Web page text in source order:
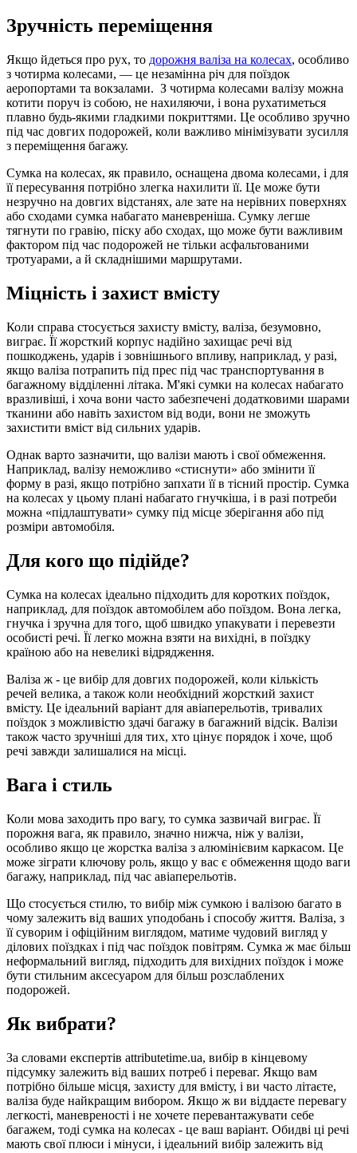
Зручність переміщення
Якщо йдеться про рух, то дорожня валіза на колесах, особливо
з чотирма колесами, — це незамінна річ для поїздок
аеропортами та вокзалами. З чотирма колесами валізу можна
котити поруч із собою, не нахиляючи, і вона рухатиметься
плавно будь-якими гладкими покриттями. Це особливо зручно
під час довгих подорожей, коли важливо мінімізувати зусилля
з переміщення багажу.
Сумка на колесах, як правило, оснащена двома колесами, і для
її пересування потрібно злегка нахилити її. Це може бути
незручно на довгих відстанях, але зате на нерівних поверхнях
або сходами сумка набагато маневреніша. Сумку легше
тягнути по гравію, піску або сходах, що може бути важливим
фактором під час подорожей не тільки асфальтованими
тротуарами, а й складнішими маршрутами.
Міцність і захист вмісту
Коли справа стосується захисту вмісту, валіза, безумовно,
виграє. Її жорсткий корпус надійно захищає речі від
пошкоджень, ударів і зовнішнього впливу, наприклад, у разі,
якщо валіза потрапить під прес під час транспортування в
багажному відділенні літака. М'які сумки на колесах набагато
вразливіші, і хоча вони часто забезпечені додатковими шарами
тканини або навіть захистом від води, вони не зможуть
захистити вміст від сильних ударів.
Однак варто зазначити, що валізи мають і свої обмеження.
Наприклад, валізу неможливо «стиснути» або змінити її
форму в разі, якщо потрібно запхати її в тісний простір. Сумка
на колесах у цьому плані набагато гнучкіша, і в разі потреби
можна «підлаштувати» сумку під місце зберігання або під
розміри автомобіля.
Для кого що підійде?
Сумка на колесах ідеально підходить для коротких поїздок,
наприклад, для поїздок автомобілем або поїздом. Вона легка,
гнучка і зручна для того, щоб швидко упакувати і перевезти
особисті речі. Її легко можна взяти на вихідні, в поїздку
країною або на невеликі відрядження.
Валіза ж - це вибір для довгих подорожей, коли кількість
речей велика, а також коли необхідний жорсткий захист
вмісту. Це ідеальний варіант для авіаперельотів, тривалих
поїздок з можливістю здачі багажу в багажний відсік. Валізи
також часто зручніші для тих, хто цінує порядок і хоче, щоб
речі завжди залишалися на місці.
Вага і стиль
Коли мова заходить про вагу, то сумка зазвичай виграє. Її
порожня вага, як правило, значно нижча, ніж у валізи,
особливо якщо це жорстка валіза з алюмінієвим каркасом. Це
може зіграти ключову роль, якщо у вас є обмеження щодо ваги
багажу, наприклад, під час авіаперельотів.
Що стосується стилю, то вибір між сумкою і валізою багато в
чому залежить від ваших уподобань і способу життя. Валіза, з
її суворим і офіційним виглядом, матиме чудовий вигляд у
ділових поїздках і під час поїздок повітрям. Сумка ж має більш
неформальний вигляд, підходить для вихідних поїздок і може
бути стильним аксесуаром для більш розслаблених
подорожей.
Як вибрати?
За словами експертів attributetime.ua, вибір в кінцевому
підсумку залежить від ваших потреб і переваг. Якщо вам
потрібно більше місця, захисту для вмісту, і ви часто літаєте,
валіза буде найкращим вибором. Якщо ж ви віддаєте перевагу
легкості, маневреності і не хочете перевантажувати себе
багажем, тоді сумка на колесах - це ваш варіант. Обидві ці речі
мають свої плюси і мінуси, і ідеальний вибір залежить від